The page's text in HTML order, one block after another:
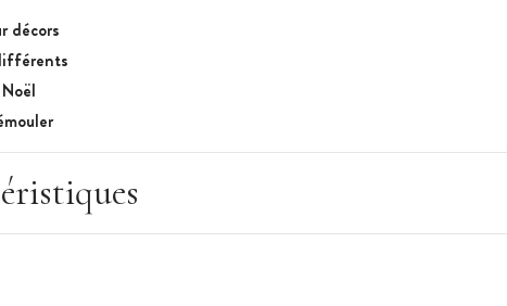
décors
du moule :
moule : 21,8 x 12,8 cm